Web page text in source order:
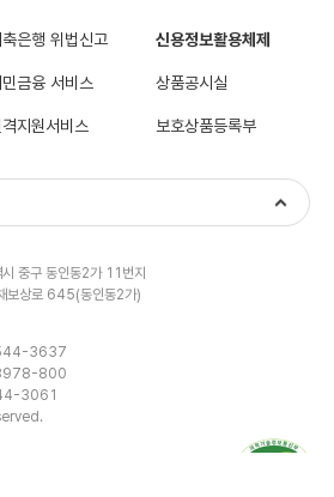
축은행 위법신고 신용정보활용체제
민금융 서비스 상품공시실
지원서비스 보호상품등록부
중구 동인동2가 11번지
보상로 645(동인동2가)
3637
3978-800
3061